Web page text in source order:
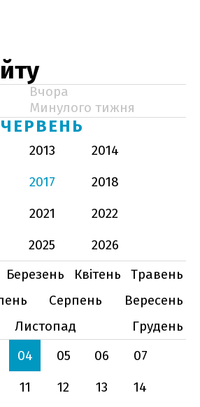
Вчора
Минулого тижня
ЧЕРВЕНЬ
2013
2014
2017
2018
2021
2022
2025
2026
Березень Квітень
Травень
Серпень
Вересень
Листопад
Грудень
04 05 06
07
11 12 13
14